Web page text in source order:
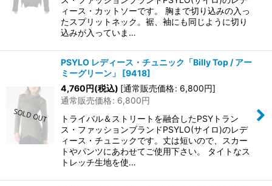
ィース・カットソーです。 胸まで切り込みの入っ
たスプリットネック。裾、袖にも同じように切り
込みが入っていま…
PSYLO レディース・チュニック「Billy Top / アー
ミーグリーン」
[9418]
4,760円(税込) [通常販売価格: 6,800円]
通常販売価格: 6,800円
トライバル＆ストリートを融合したPSYトラン
ス・ファッションブランドPSYLO(サイロ)のレデ
ィース・チュニックです。丈は短いので、スカー
トやパンツにあわせてご使用下さい。 タイトなス
トレッチ生地を使…